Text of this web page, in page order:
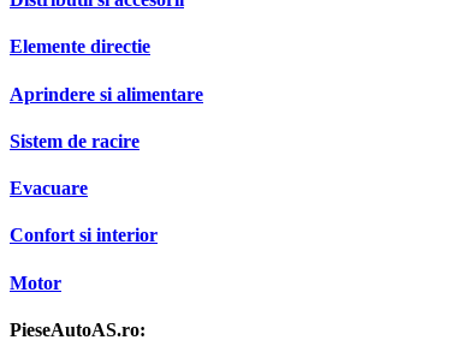
Elemente directie
Aprindere si alimentare
Sistem de racire
Evacuare
Confort si interior
Motor
PieseAutoAS.ro: